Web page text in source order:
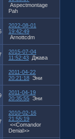
Aspectmontage
Pah
2022-08-01
19:42:49
Arnottcdm
2015-07-04
11:52:43 Джава
2011-04-22
20:21:18 Эни
2011-04-19
20:35:55 Эни
2010-02-16
21:55:19
<<Comandor
Denial>>